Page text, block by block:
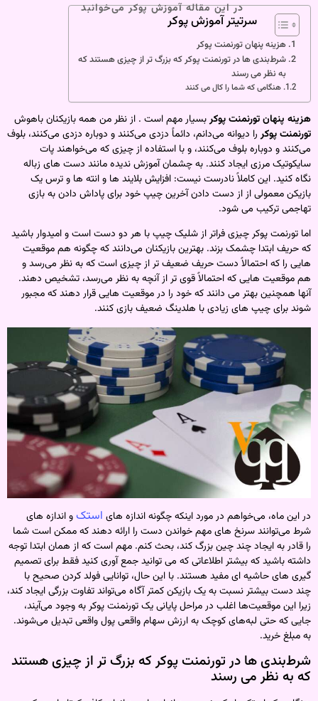
در این مقاله آموزش پوکر می‌خوانبد
سرتیتر آموزش پوکر
هزینه پنهان تورنمنت پوکر
شرط‌بندی‌ ها در تورنمنت پوکر که بزرگ‌ تر از چیزی هستند که
به نظر می‌ رسند
هنگامی که شما را کال می کنند
هزینه پنهان تورنمنت پوکربسیار مهم است . از نظر من همه بازیکنان باهوش
تورنمنت پوکررا دیوانه می‌دانم، دائماً دزدی می‌کنند و دوباره دزدی می‌کنند، بلوف
می‌کنند و دوباره بلوف می‌کنند، و با استفاده از چیزی که می‌خواهند پات
سایکوتیک مرزی ایجاد کنند. به چشمان آموزش ندیده مانند دست های زباله
نگاه کنید. این کاملاً نادرست نیست: افزایش بلایند ها و انته ها و ترس یک
بازیکن معمولی از از دست دادن آخرین چیپ خود برای پاداش دادن به بازی
تهاجمی ترکیب می شود.
اما تورنمت پوکر چیزی فراتر از شلیک چیپ با هر دو دست است و امیدوار باشید
که حریف ابتدا چشمک بزند. بهترین بازیکنان می‌دانند که چگونه هم موقعیت‌
هایی را که احتمالاً دست حریف ضعیف‌ تر از چیزی است که به نظر می‌رسد و
هم موقعیت‌ هایی که احتمالاً قوی‌ تر از آنچه به نظر می‌رسد، تشخیص دهند.
آنها همچنین بهتر می دانند که خود را در موقعیت هایی قرار دهند که مجبور
شوند برای چیپ های زیادی با هلدینگ ضعیف بازی کنند.
در این ماه، می‌خواهم در مورد اینکه چگونه اندازه‌ های استکو اندازه‌ های
شرط می‌توانند سرنخ‌ های مهم خواندن دست را ارائه دهند که ممکن است شما
را قادر به ایجاد چند چین بزرگ کند، بحث کنم. مهم است که از همان ابتدا توجه
داشته باشید که بیشتر اطلاعاتی که می توانید جمع آوری کنید فقط برای تصمیم
گیری های حاشیه ای مفید هستند. با این حال، توانایی فولد کردن صحیح با
چند دست بیشتر نسبت به یک بازیکن کمتر آگاه می‌تواند تفاوت بزرگی ایجاد کند،
زیرا این موقعیت‌ها اغلب در مراحل پایانی یک تورنمنت پوکر به وجود می‌آیند،
جایی که حتی لبه‌های کوچک به ارزش سهام واقعی پول واقعی تبدیل می‌شوند.
به مبلغ خرید.
شرط‌بندی‌ ها در تورنمنت پوکر که بزرگ‌ تر از چیزی هستند
که به نظر می‌ رسند